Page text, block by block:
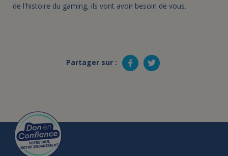
de l'histoire du gaming, ils vont avoir besoin de vous.
Partager sur :